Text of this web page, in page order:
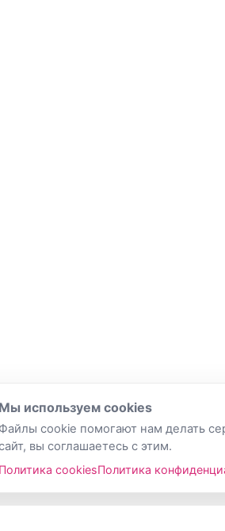
Мы используем cookies
Файлы cookie помогают нам делать
вы соглашаетесь с этим.
Политика cookiesПолитика